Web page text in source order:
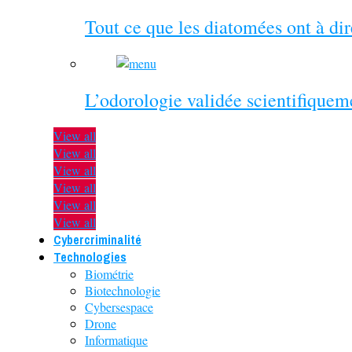
Tout ce que les diatomées ont à
L’odorologie validée
View all
View all
View all
View all
View all
View all
Cybercriminalité
Technologies
Biométrie
Biotechnologie
Cybersespace
Drone
Informatique